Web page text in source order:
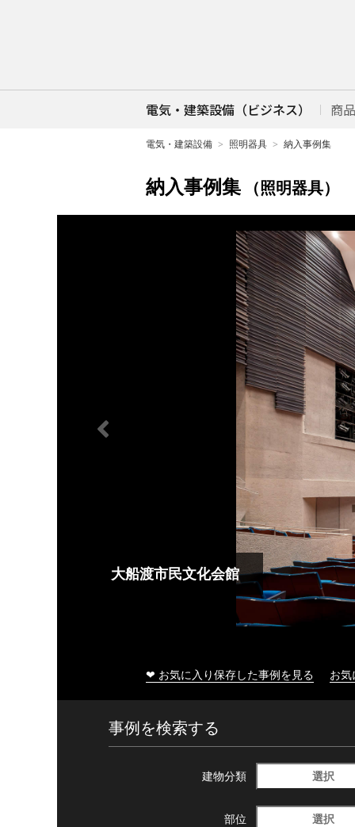
電気・建築設備（ビジネス） 商
電気・建築設備 照明器具 納入事例集
納入事例集 （照明器具）
大船渡市民文化会館
❤ お気に入り保存した事例を見る お
事例を検索する
建物分類 選択
部位 選択